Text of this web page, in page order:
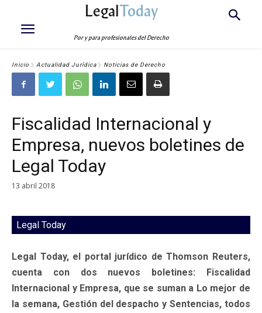
LegalToday
Por y para profesionales del Derecho
Inicio Actualidad Jurídica Noticias de Derecho
Fiscalidad Internacional y
Empresa, nuevos boletines de
Legal Today
13 abril 2018
Legal Today
Legal Today, el portal jurídico de Thomson Reuters,
cuenta con dos nuevos boletines: Fiscalidad
Internacional y Empresa, que se suman a Lo mejor de
la semana, Gestión del despacho y Sentencias, todos